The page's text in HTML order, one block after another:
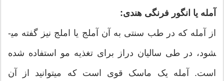
آمله یا انگور فرنگی هندی:
از آمله که در طب سنتی به آن آملج یا املج نیز گفته می­
شود، در طی سالیان دراز برای تغذیه مو استفاده شده
است. آمله یک ماسک قوی است که می­توانید از آن